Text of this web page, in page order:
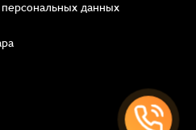
данных